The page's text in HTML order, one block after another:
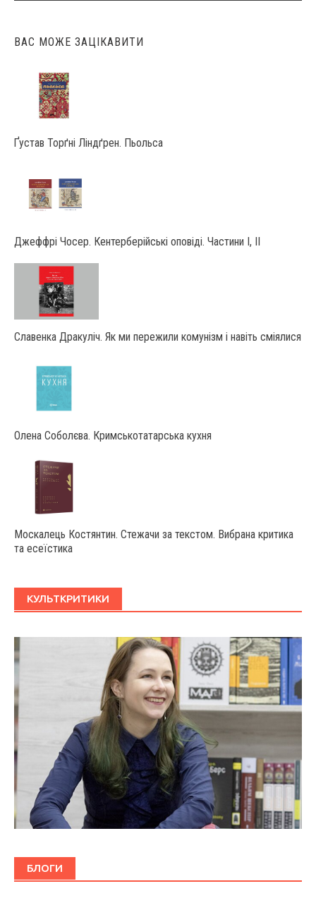
ВАС МОЖЕ ЗАЦІКАВИТИ
Ґустав Торґні Ліндґрен. Пьольса
Джеффрі Чосер. Кентерберійські оповіді. Частини І, ІІ
Славенка Дракуліч. Як ми пережили комунізм і навіть сміялися
Олена Соболєва. Кримськотатарська кухня
Москалець Костянтин. Стежачи за текстом. Вибрана критика
та есеїстика
КУЛЬТКРИТИКИ
БЛОГИ